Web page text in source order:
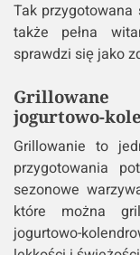
Tak przygotowana
także pełna
sprawdzi się jako
jogurtowo-
Grillowanie to
przygotowania
sezonowe
które można
jogurtowo-